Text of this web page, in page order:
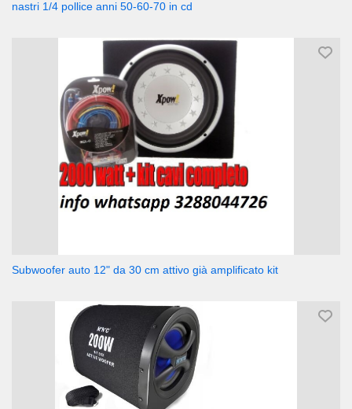
nastri 1/4 pollice anni 50-60-70 in cd
Subwoofer auto 12" da 30 cm attivo già amplificato kit